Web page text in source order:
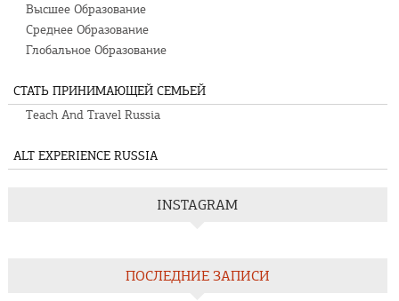
Высшее Образование
Среднее Образование
Глобальное Образование
СТАТЬ ПРИНИМАЮЩЕЙ СЕМЬЕЙ
Teach And Travel Russia
ALT EXPERIENCE RUSSIA
INSTAGRAM
ПОСЛЕДНИЕ ЗАПИСИ